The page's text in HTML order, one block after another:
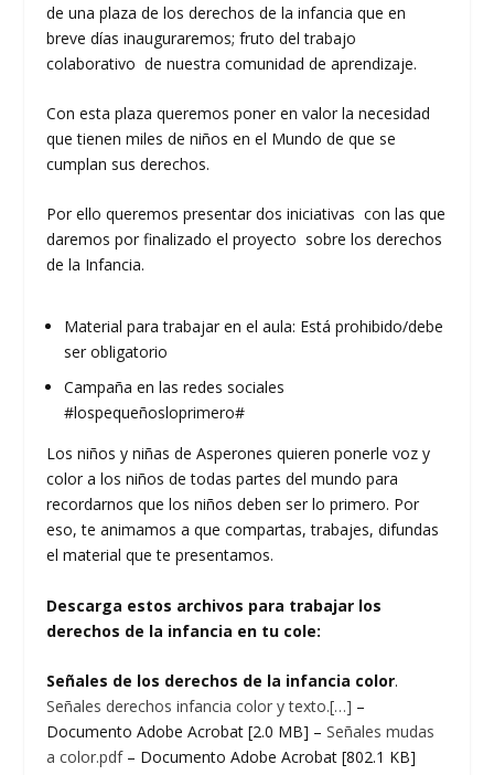
de una plaza de los derechos de la infancia que en
breve días inauguraremos; fruto del trabajo
colaborativo de nuestra comunidad de aprendizaje.
Con esta plaza queremos poner en valor la necesidad
que tienen miles de niños en el Mundo de que se
cumplan sus derechos.
Por ello queremos presentar dos iniciativas con las que
daremos por finalizado el proyecto sobre los derechos
de la Infancia.
Material para trabajar en el aula: Está prohibido/debe
ser obligatorio
Campaña en las redes sociales
#lospequeñosloprimero#
Los niños y niñas de Asperones quieren ponerle voz y
color a los niños de todas partes del mundo para
recordarnos que los niños deben ser lo primero. Por
eso, te animamos a que compartas, trabajes, difundas
el material que te presentamos.
Descarga estos archivos para trabajar los
derechos de la infancia en tu cole:
Señales de los derechos de la infancia color.
Señales derechos infancia color y texto.[…] –
Documento Adobe Acrobat [2.0 MB] –Señales mudas
a color.pdf– Documento Adobe Acrobat [802.1 KB]